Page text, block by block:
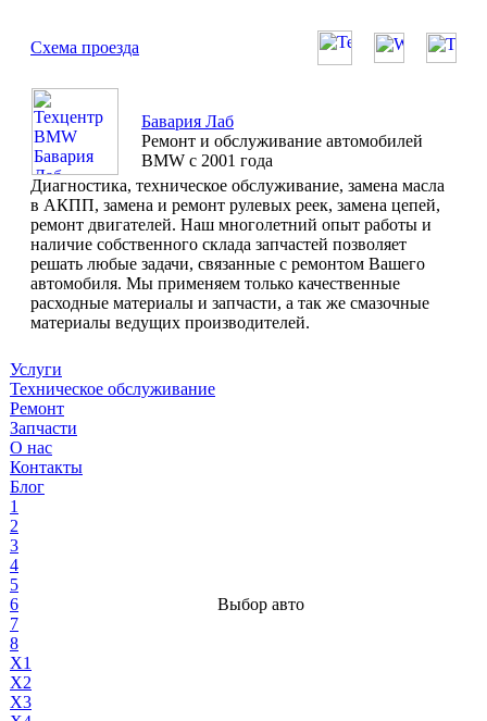
Схема проезда
Бавария Лаб
Ремонт и обслуживание автомобилей
BMW с 2001 года
Диагностика, техническое обслуживание, замена масла
в АКПП, замена и ремонт рулевых реек, замена цепей,
ремонт двигателей. Наш многолетний опыт работы и
наличие собственного склада запчастей позволяет
решать любые задачи, связанные с ремонтом Вашего
автомобиля. Мы применяем только качественные
расходные материалы и запчасти, а так же смазочные
материалы ведущих производителей.
Услуги
Техническое обслуживание
Ремонт
Запчасти
О нас
Контакты
Блог
1
2
3
4
5
6
7
8
X1
X2
X3
Выбор авто